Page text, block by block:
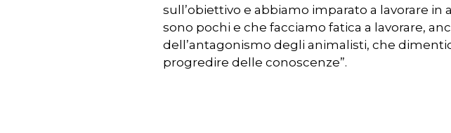
sull’obiettivo e abbiamo imparato a lavorare
sono pochi e che facciamo fatica a lavorare,
dell’antagonismo degli animalisti, che
progredire delle conoscenze”.